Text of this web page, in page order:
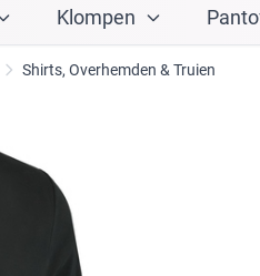
Klompen
Shirts, Overhemden & Truien